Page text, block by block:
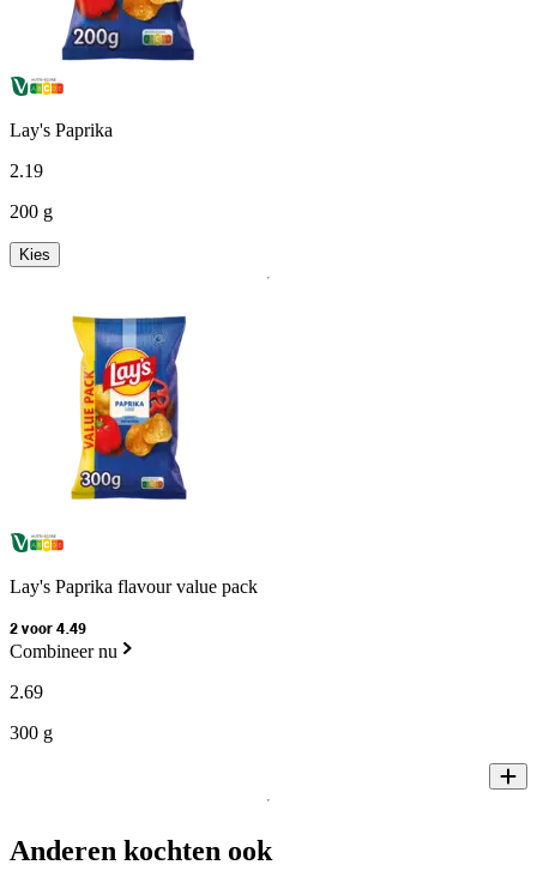
Lay's Paprika
2.19
200 g
Kies
Lay's Paprika flavour value pack
2 voor 4.49
Combineer nu
2.69
300 g
Anderen kochten ook